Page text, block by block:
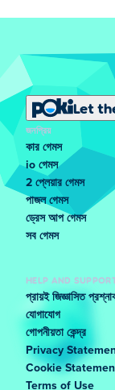
Let
জনপ্রিয়
কার গেমস
io গেমস
2 প্লেয়ার গেমস
পাজল গেমস
ড্রেস আপ গেমস
সব গেমস
HELP AND
প্রায়ই জিজ্ঞাসিত
যোগাযোগ
গোপনীয়তা কেন্দ্র
Privacy
Cookie
Terms of Use